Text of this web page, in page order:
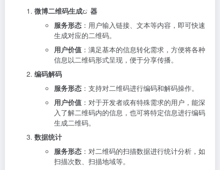
微博二维码生成
器
服务形态 ：用户输入链接、文本等内容，即可快速
生成对应的二维码。
用户价值 ：满足基本的信息转化需求，方便将各种
信息以二维码形式呈现，便于分享传播。
编码解码
服务形态 ：支持对二维码进行编码和解码操作。
用户价值 ：对于开发者或有特殊需求的用户，能深
入了解二维码内的信息，也可将特定信息进行编码
生成二维码。
数据统计
服务形态 ：对二维码的扫描数据进行统计分析，如
扫描次数、扫描地域等。